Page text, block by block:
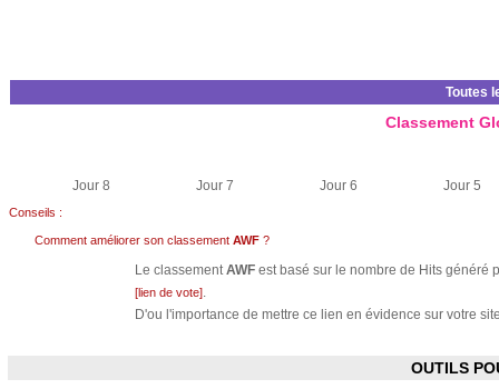
Toutes
Classement
Jour 8 Jour 7 Jour 6 Jour 5
Conseils :
Comment améliorer son classement AWF ?
Le classementAWF est basé sur le nombre de Hits généré
[lien de vote].
D'ou l'importance de mettre ce lien en évidence sur votre
OUTILS